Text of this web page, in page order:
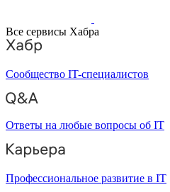
Все сервисы Хабра
Сообщество IT-специалистов
Ответы на любые вопросы об IT
Профессиональное развитие в IT